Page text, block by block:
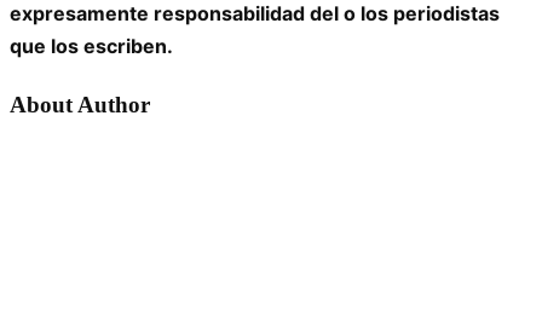
expresamente responsabilidad del o los periodistas
que los escriben.
About Author